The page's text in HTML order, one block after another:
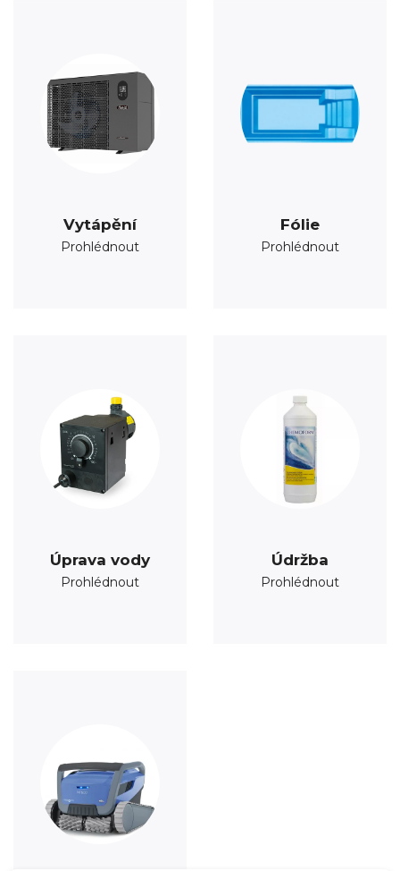
Vytápění
Prohlédnout
Fólie
Prohlédnout
Úprava vody
Prohlédnout
Údržba
Prohlédnout